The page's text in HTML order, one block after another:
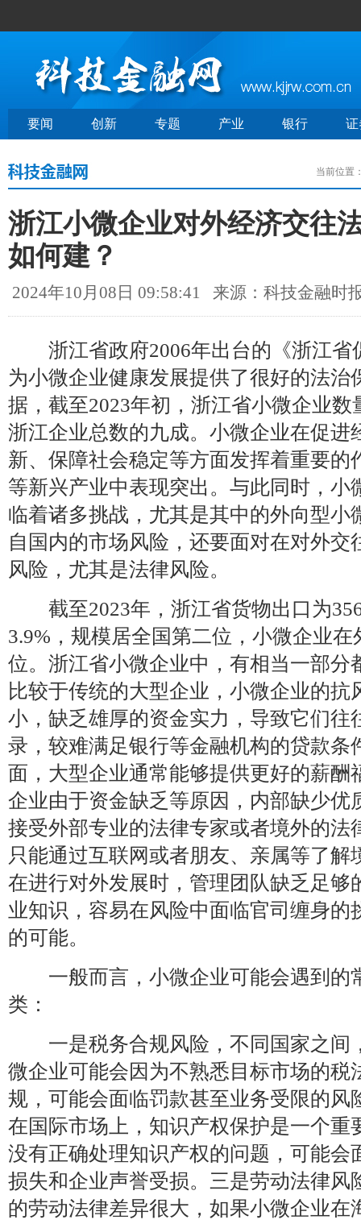
要闻 创新 专题 产业 银行 证
当前位置
浙江小微企业对外经济交往
如何建？
2024年10月08日 09:58:41 来源：科技金融时
浙江省政府2006年出台的《浙江省
为小微企业健康发展提供了很好的法治
据，截至2023年初，浙江省小微企业数
浙江企业总数的九成。小微企业在促进
新、保障社会稳定等方面发挥着重要的
等新兴产业中表现突出。与此同时，小
临着诸多挑战，尤其是其中的外向型小
自国内的市场风险，还要面对在对外交
风险，尤其是法律风险。
截至2023年，浙江省货物出口为
3.9%，规模居全国第二位，小微企业
位。浙江省小微企业中，有相当一部分
比较于传统的大型企业，小微企业的抗
小，缺乏雄厚的资金实力，导致它们往
录，较难满足银行等金融机构的贷款条
面，大型企业通常能够提供更好的薪酬
企业由于资金缺乏等原因，内部缺少优
接受外部专业的法律专家或者境外的法
只能通过互联网或者朋友、亲属等了解
在进行对外发展时，管理团队缺乏足够
业知识，容易在风险中面临官司缠身的
的可能。
一般而言，小微企业可能会遇到的
类：
一是税务合规风险，不同国家之间
微企业可能会因为不熟悉目标市场的税
规，可能会面临罚款甚至业务受限的风
在国际市场上，知识产权保护是一个重
没有正确处理知识产权的问题，可能会
损失和企业声誉受损。三是劳动法律风
的劳动法律差异很大，如果小微企业在